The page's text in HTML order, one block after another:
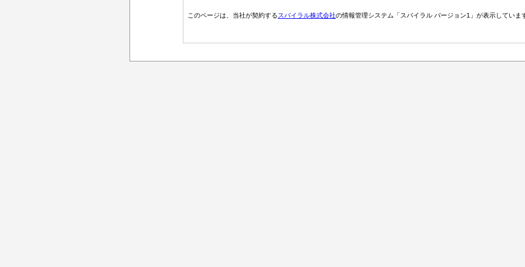
このページは、当社が契約するスパイラル株式会社の情報管理システム「スパイラル バージョン1」が表示していま